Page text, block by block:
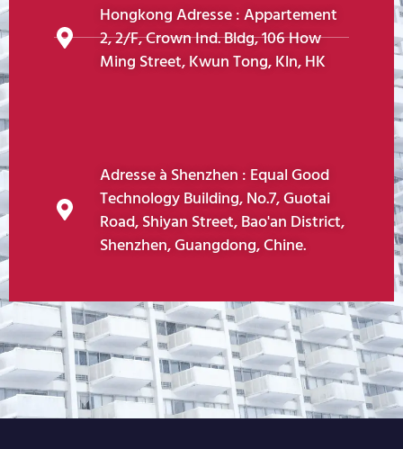
Hongkong Adresse : Appartement
2, 2/F, Crown Ind. Bldg, 106 How
Ming Street, Kwun Tong, Kln, HK
Adresse à Shenzhen : Equal Good
Technology Building, No.7, Guotai
Road, Shiyan Street, Bao'an District,
Shenzhen, Guangdong, Chine.